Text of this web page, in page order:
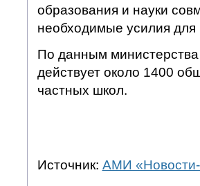
образования и науки
необходимые усилия
По данным
действует около 1400
частных школ.
Источник: АМИ